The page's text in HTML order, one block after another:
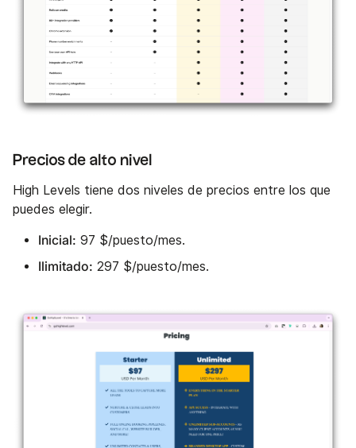
Precios de alto nivel
High Levels tiene dos niveles de precios entre los que
puedes elegir.
Inicial: 97 $/puesto/mes.
Ilimitado: 297 $/puesto/mes.